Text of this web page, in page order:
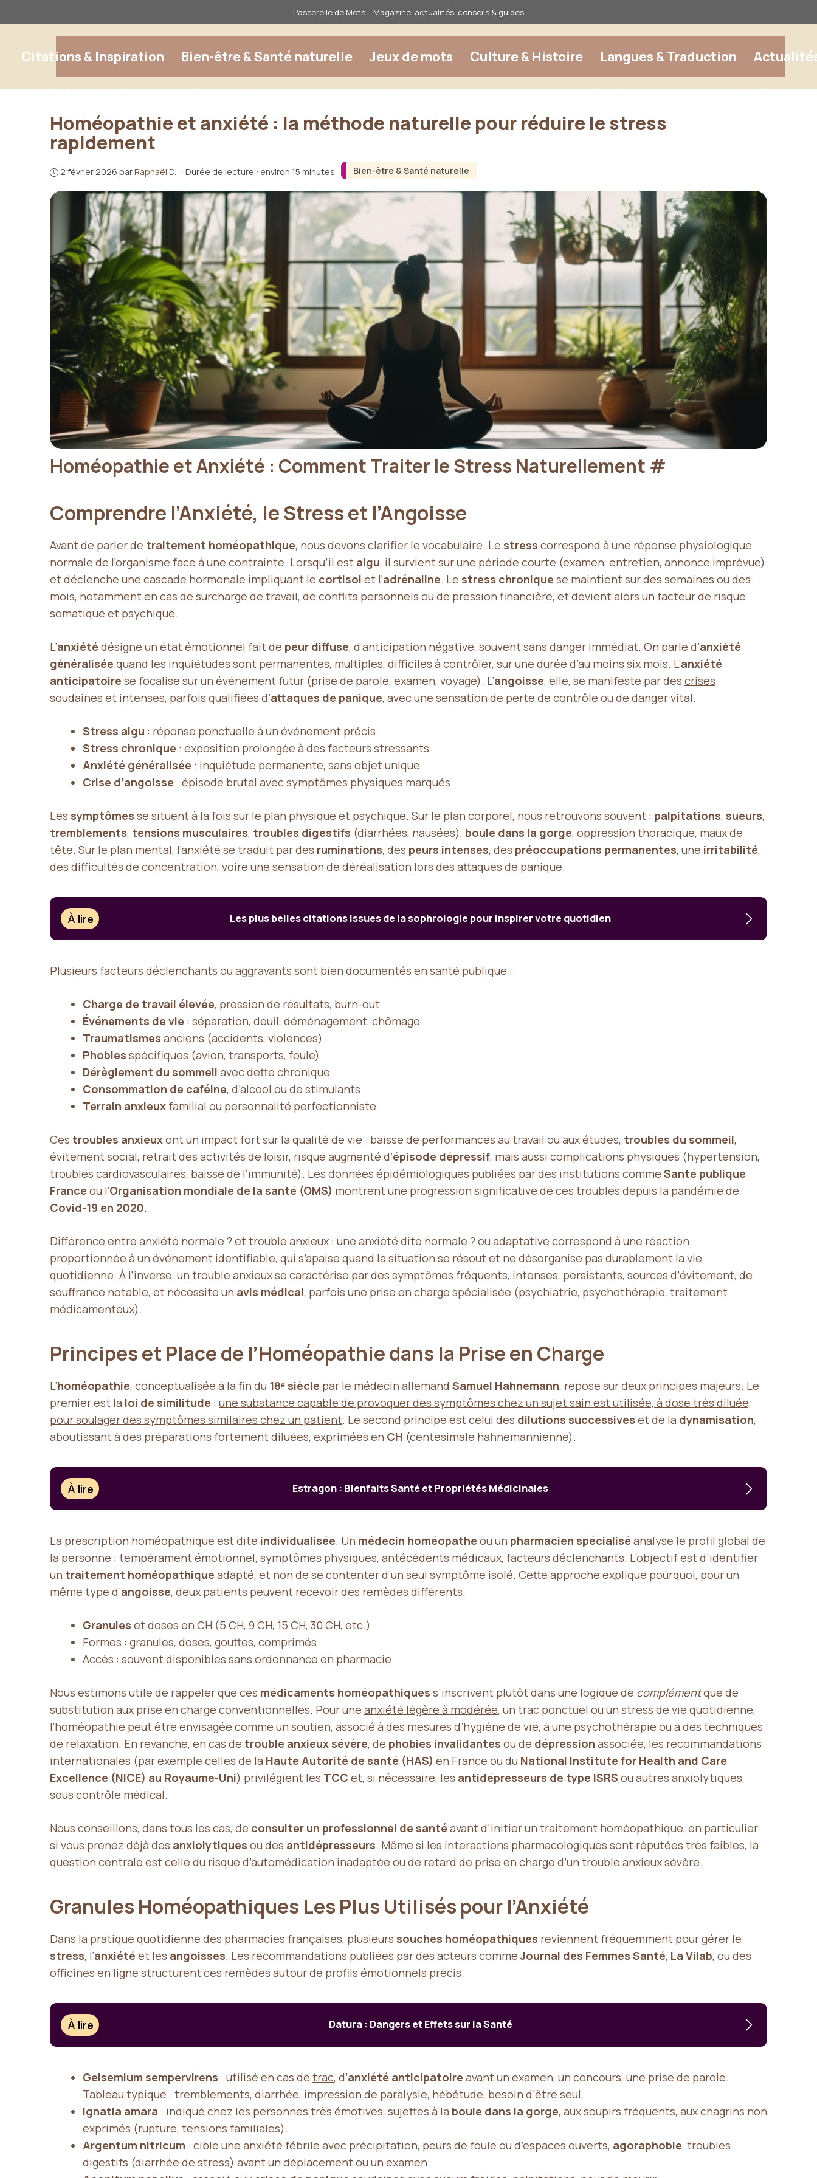
au
Passerelle de Mots – Magazine, actualités, conseils & guides
Citations & Inspiration Bien-être & Santé naturelle Jeux de mots Culture & Histoire Langues & Traduction
Bien-être & Santé naturelle
Homéopathie et anxiété : la méthode naturelle pour réduire le stress
rapidement
2 février 2026 parRaphaël D. · Durée de lecture : environ 15 minutes
Homéopathie et Anxiété : Comment Traiter le Stress Naturellement #
Comprendre l’Anxiété, le Stress et l’Angoisse
Avant de parler de traitement homéopathique, nous devons clarifier le vocabulaire. Le stress correspond à une réponse physiologique
normale de l’organisme face à une contrainte. Lorsqu’il est aigu, il survient sur une période courte (examen, entretien, annonce imprévue)
et déclenche une cascade hormonale impliquant le cortisol et l’adrénaline. Le stress chronique se maintient sur des semaines ou des
mois, notamment en cas de surcharge de travail, de conflits personnels ou de pression financière, et devient alors un facteur de risque
somatique et psychique.
L’anxiété désigne un état émotionnel fait de peur diffuse, d’anticipation négative, souvent sans danger immédiat. On parle d’anxiété
généralisée quand les inquiétudes sont permanentes, multiples, difficiles à contrôler, sur une durée d’au moins six mois. L’anxiété
anticipatoire se focalise sur un événement futur (prise de parole, examen, voyage). L’angoisse, elle, se manifeste par des crises
soudaines et intenses, parfois qualifiées d’attaques de panique, avec une sensation de perte de contrôle ou de danger vital.
Stress aigu : réponse ponctuelle à un événement précis
Stress chronique : exposition prolongée à des facteurs stressants
Anxiété généralisée : inquiétude permanente, sans objet unique
Crise d’angoisse : épisode brutal avec symptômes physiques marqués
Les symptômes se situent à la fois sur le plan physique et psychique. Sur le plan corporel, nous retrouvons souvent : palpitations, sueurs,
tremblements, tensions musculaires, troubles digestifs (diarrhées, nausées), boule dans la gorge, oppression thoracique, maux de
tête. Sur le plan mental, l’anxiété se traduit par des ruminations, des peurs intenses, des préoccupations permanentes, une irritabilité,
des difficultés de concentration, voire une sensation de déréalisation lors des attaques de panique.
À lire Les plus belles citations issues de la sophrologie pour inspirer votre quotidien
Plusieurs facteurs déclenchants ou aggravants sont bien documentés en santé publique :
Charge de travail élevée, pression de résultats, burn-out
Événements de vie : séparation, deuil, déménagement, chômage
Traumatismes anciens (accidents, violences)
Phobies spécifiques (avion, transports, foule)
Dérèglement du sommeil avec dette chronique
Consommation de caféine, d’alcool ou de stimulants
Terrain anxieux familial ou personnalité perfectionniste
Ces troubles anxieuxont un impact fort sur la qualité de vie : baisse de performances au travail ou aux études, troubles du sommeil,
évitement social, retrait des activités de loisir, risque augmenté d’épisode dépressif, mais aussi complications physiques (hypertension,
troubles cardiovasculaires, baisse de l’immunité). Les données épidémiologiques publiées par des institutions comme Santé publique
France ou l’Organisation mondiale de la santé (OMS) montrent une progression significative de ces troubles depuis la pandémie de
Covid-19 en 2020.
Différence entre anxiété normale ? et trouble anxieux : une anxiété dite normale ? ou adaptative correspond à une réaction
proportionnée à un événement identifiable, qui s’apaise quand la situation se résout et ne désorganise pas durablement la vie
quotidienne. À l’inverse, un trouble anxieuxse caractérise par des symptômes fréquents, intenses, persistants, sources d’évitement, de
souffrance notable, et nécessite un avis médical, parfois une prise en charge spécialisée (psychiatrie, psychothérapie, traitement
médicamenteux).
Principes et Place de l’Homéopathie dans la Prise en Charge
L’homéopathie, conceptualisée à la fin du 18ᵉ siècle par le médecin allemand Samuel Hahnemann, repose sur deux principes majeurs. Le
premier est la loi de similitude : une substance capable de provoquer des symptômes chez un sujet sain est utilisée, à dose très diluée,
pour soulager des symptômes similaires chez un patient. Le second principe est celui des dilutions successives et de la dynamisation,
aboutissant à des préparations fortement diluées, exprimées en CH (centesimale hahnemannienne).
À lire Estragon : Bienfaits Santé et Propriétés Médicinales
La prescription homéopathique est dite individualisée. Un médecin homéopathe ou un pharmacien spécialisé analyse le profil global de
la personne : tempérament émotionnel, symptômes physiques, antécédents médicaux, facteurs déclenchants. L’objectif est d’identifier
un traitement homéopathique adapté, et non de se contenter d’un seul symptôme isolé. Cette approche explique pourquoi, pour un
même type d’angoisse, deux patients peuvent recevoir des remèdes différents.
Granules et doses en CH (5 CH, 9 CH, 15 CH, 30 CH, etc.)
Formes : granules, doses, gouttes, comprimés
Accès : souvent disponibles sans ordonnance en pharmacie
Nous estimons utile de rappeler que ces médicaments homéopathiques s’inscrivent plutôt dans une logique de complémentque de
substitution aux prise en charge conventionnelles. Pour une anxiété légère à modérée, un trac ponctuel ou un stress de vie quotidienne,
l’homéopathie peut être envisagée comme un soutien, associé à des mesures d’hygiène de vie, à une psychothérapie ou à des techniques
de relaxation. En revanche, en cas de trouble anxieux sévère, de phobies invalidantes ou de dépression associée, les recommandations
internationales (par exemple celles de la Haute Autorité de santé (HAS) en France ou du National Institute for Health and Care
Excellence (NICE) au Royaume-Uni) privilégient les TCC et, si nécessaire, les antidépresseurs de type ISRS ou autres anxiolytiques,
sous contrôle médical.
Nous conseillons, dans tous les cas, de consulter un professionnel de santé avant d’initier un traitement homéopathique, en particulier
si vous prenez déjà des anxiolytiques ou des antidépresseurs. Même si les interactions pharmacologiques sont réputées très faibles, la
question centrale est celle du risque d’automédication inadaptée ou de retard de prise en charge d’un trouble anxieux sévère.
Granules Homéopathiques Les Plus Utilisés pour l’Anxiété
Dans la pratique quotidienne des pharmacies françaises, plusieurs souches homéopathiques reviennent fréquemment pour gérer le
stress, l’anxiété et les angoisses. Les recommandations publiées par des acteurs commeJournal des Femmes Santé, La Vilab, ou des
officines en ligne structurent ces remèdes autour de profils émotionnels précis.
À lire Datura : Dangers et Effets sur la Santé
Gelsemium sempervirens : utilisé en cas de trac, d’anxiété anticipatoire avant un examen, un concours, une prise de parole.
Tableau typique : tremblements, diarrhée, impression de paralysie, hébétude, besoin d’être seul.
Ignatia amara : indiqué chez les personnes très émotives, sujettes à la boule dans la gorge, aux soupirs fréquents, aux chagrins non
exprimés (rupture, tensions familiales).
Argentum nitricum : cible une anxiété fébrile avec précipitation, peurs de foule ou d’espaces ouverts, agoraphobie, troubles
digestifs (diarrhée de stress) avant un déplacement ou un examen.